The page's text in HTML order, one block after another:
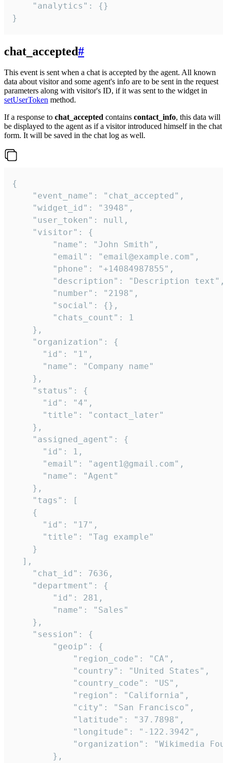
    "analytics": {}
}
chat_accepted#
This event is sent when a chat is accepted by the agent. All known
data about visitor and some agent's info are to be sent in the request
parameters along with visitor's ID, if it was sent to the widget in
setUserToken method.
If a response to chat_accepted contains contact_info, this data will
be displayed to the agent as if a visitor introduced himself in the chat
form. It will be saved in the chat log as well.
{
    "event_name": "chat_accepted",
    "widget_id": "3948",
    "user_token": null,
    "visitor": {
        "name": "John Smith",
        "email": "email@example.com",
        "phone": "+14084987855",
        "description": "Description text",
        "number": "2198",
        "social": {},
        "chats_count": 1
    },
    "organization": {
      "id": "1",
      "name": "Company name"
    },
    "status": {
      "id": "4",
      "title": "contact_later"
    },
    "assigned_agent": {
      "id": 1,
      "email": "agent1@gmail.com",
      "name": "Agent"
    },
    "tags": [
    {
      "id": "17",
      "title": "Tag example"
    }
  ],
    "chat_id": 7636,
    "department": {
        "id": 281,
        "name": "Sales"
    },
    "session": {
        "geoip": {
            "region_code": "CA",
            "country": "United States",
            "country_code": "US",
            "region": "California",
            "city": "San Francisco",
            "latitude": "37.7898",
            "longitude": "-122.3942",
"organization": "Wikimedia
        },